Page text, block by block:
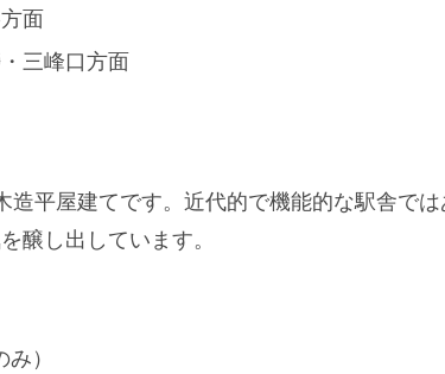
面
三峰口方面
造平屋建てです。近代的で機能的な駅舎で
醸し出しています。
）